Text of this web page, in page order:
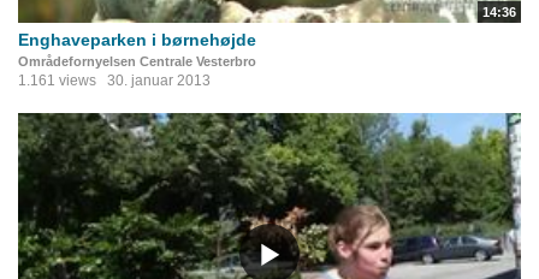
14:36
Enghaveparken i børnehøjde
Områdefornyelsen Centrale Vesterbro
1.161 views 30. januar 2013